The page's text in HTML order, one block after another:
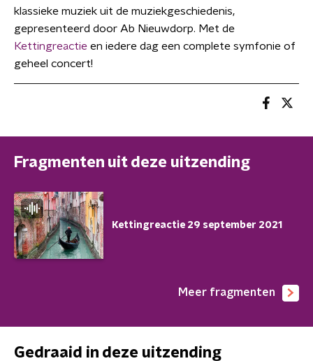
klassieke muziek uit de muziekgeschiedenis,
gepresenteerd door Ab Nieuwdorp. Met de
Kettingreactie en iedere dag een complete symfonie of
geheel concert!
Fragmenten uit deze uitzending
Kettingreactie 29 september 2021
Meer fragmenten
Gedraaid in deze uitzending